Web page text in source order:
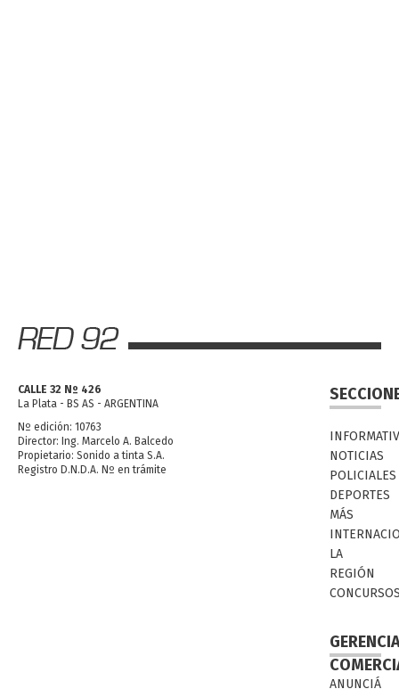
CALLE 32 Nº 426
La Plata - BS AS - ARGENTINA
Nº edición: 10763
Director: Ing. Marcelo A. Balcedo
Propietario: Sonido a tinta S.A.
Registro D.N.D.A. Nº en trámite
NOTICIAS
POLICIALES
DEPORTES
MÁS
LA
REGIÓN
ANUNCIÁ